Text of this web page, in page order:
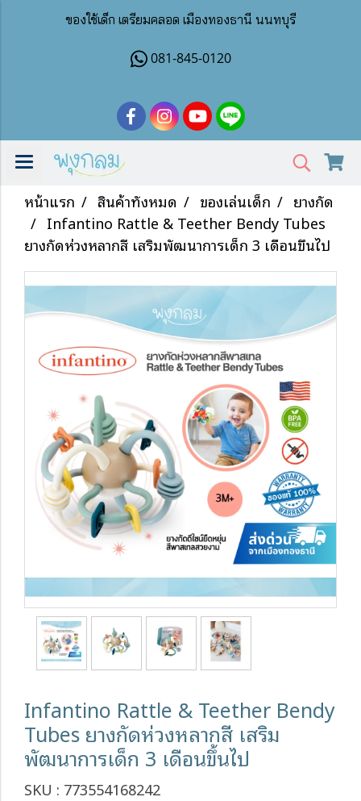
ของใช้เด็ก เตรียมคลอด เมืองทองธานี นนทบุรี
081-845-0120
หน้าแรก สินค้าทั้งหมด ของเล่นเด็ก
ยางกัด
Infantino Rattle & Teether Bendy Tubes
ยางกัดห่วงหลากสี เสริมพัฒนาการเด็ก 3 เดือนขึ้นไป
Infantino Rattle & Teether Bendy
Tubes ยางกัดห่วงหลากสี เสริม
พัฒนาการเด็ก 3 เดือนขึ้นไป
SKU : 773554168242